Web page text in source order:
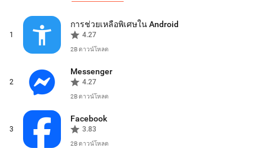
1
การช่วยเหลือพิเศษใน Android
4.27
2Bดาวน์โหลด
2
Messenger
4.27
2Bดาวน์โหลด
3
Facebook
3.83
2Bดาวน์โหลด